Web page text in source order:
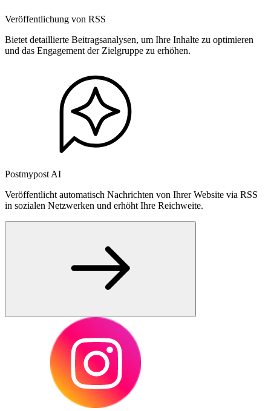
Veröffentlichung von RSS
Bietet detaillierte Beitragsanalysen, um Ihre Inhalte zu optimieren
und das Engagement der Zielgruppe zu erhöhen.
Postmypost AI
Veröffentlicht automatisch Nachrichten von Ihrer Website via RSS
in sozialen Netzwerken und erhöht Ihre Reichweite.